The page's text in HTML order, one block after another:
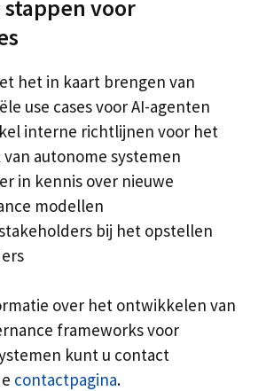
voor
het in kaart brengen van
use cases voor AI-agenten
interne richtlijnen voor het
autonome systemen
in kennis over nieuwe
modellen
bij het opstellen
over het ontwikkelen van
frameworks voor
kunt u contact
contactpagina.